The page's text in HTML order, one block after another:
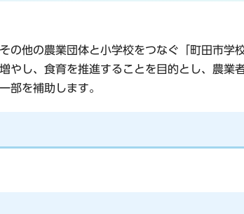
の他の農業団体と小学校をつなぐ「町田市学
やし、食育を推進することを目的とし、農業
部を補助します。